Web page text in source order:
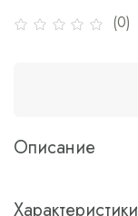
(0)
Описание
Характеристики